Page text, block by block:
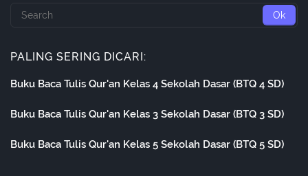
PALING SERING DICARI:
Buku Baca Tulis Qur'an Kelas 4 Sekolah Dasar (BTQ 4 SD)
Buku Baca Tulis Qur'an Kelas 3 Sekolah Dasar (BTQ 3 SD)
Buku Baca Tulis Qur'an Kelas 5 Sekolah Dasar (BTQ 5 SD)